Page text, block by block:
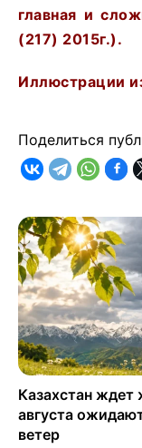
главная и
(217) 2015г.).
Иллюстрации
Поделиться
Казахстан ждет
августа
ветер